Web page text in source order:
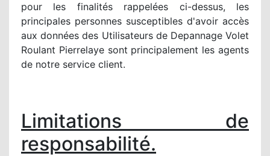
pour les finalités rappelées ci-dessus, les
principales personnes susceptibles d'avoir accès
aux données des Utilisateurs de Depannage Volet
Roulant Pierrelaye sont principalement les agents
de notre service client.
Limitations de
responsabilité.